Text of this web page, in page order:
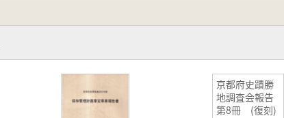
京都府史蹟勝
地調査会報告
第8冊 (復刻)